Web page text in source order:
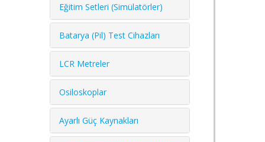
Eğitim Setleri (Simülatörler)
Batarya (Pil) Test Cihazları
LCR Metreler
Osiloskoplar
Ayarlı Güç Kaynakları